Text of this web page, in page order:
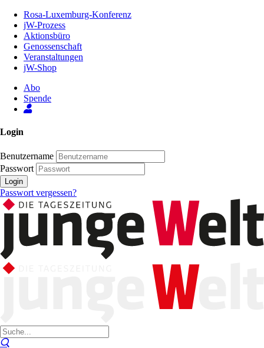
Inhalt
Seite
Rosa-Luxemburg-Konferenz
jW-Prozess
Aktionsbüro
Genossenschaft
Veranstaltungen
jW-Shop
Abo
Spende
Login
Benutzername
Passwort
Login
Passwort vergessen?